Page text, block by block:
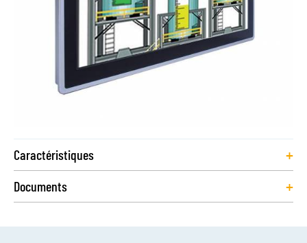
Caractéristiques +
Documents +